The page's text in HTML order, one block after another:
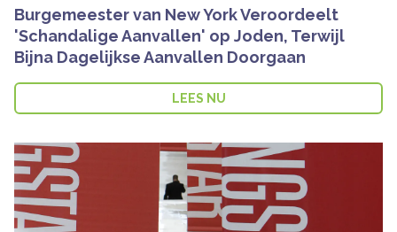
Burgemeester van New York Veroordeelt
'Schandalige Aanvallen' op Joden, Terwijl
Bijna Dagelijkse Aanvallen Doorgaan
LEES NU